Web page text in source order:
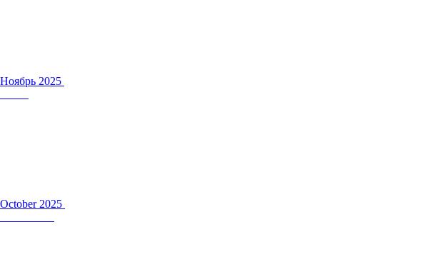
Ноябрь 2025
October 2025